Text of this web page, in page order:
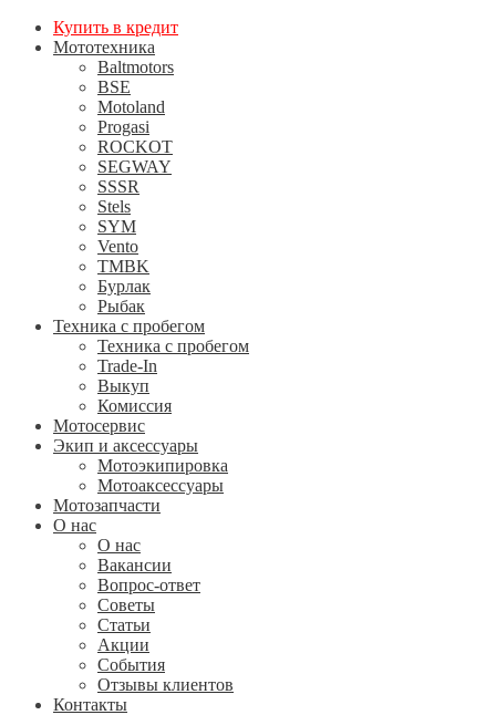
Купить в кредит
Мототехника
Baltmotors
BSE
Motoland
Progasi
ROCKOT
SEGWAY
SSSR
Stels
SYM
Vento
TMBK
Бурлак
Рыбак
Техника с пробегом
Техника с пробегом
Trade-In
Выкуп
Комиссия
Мотосервис
Экип и аксессуары
Мотоэкипировка
Мотоаксессуары
Мотозапчасти
О нас
О нас
Вакансии
Вопрос-ответ
Советы
Статьи
Акции
События
Отзывы клиентов
Контакты